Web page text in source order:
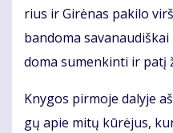
rius ir Gi­rė­nas pa­ki­lo
ban­do­ma
do­ma su­men­kin­ti ir pa­tį
Kny­gos pir­mo­je da­ly­je
gų apie mi­tų kū­rė­jus,